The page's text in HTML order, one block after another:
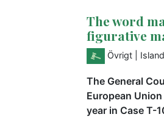
The word
figurative
Övrigt | Island
The General
European
year in Case T-